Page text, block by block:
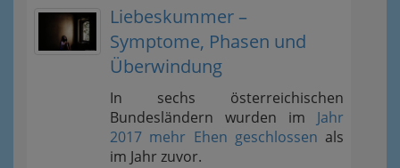
Liebeskummer –
Symptome, Phasen und
Überwindung
In sechs österreichischen
Bundesländern wurden im Jahr
2017 mehr Ehen geschlossen als
im Jahr zuvor.